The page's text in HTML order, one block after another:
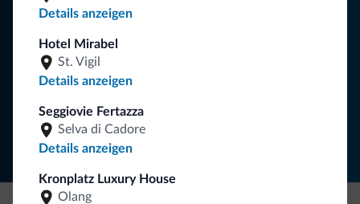
Details anzeigen
Hotel Mirabel
St. Vigil
Details anzeigen
Seggiovie Fertazza
Selva di Cadore
Details anzeigen
Kronplatz Luxury House
Olang
Folgen Sie Dolomiti.it auf